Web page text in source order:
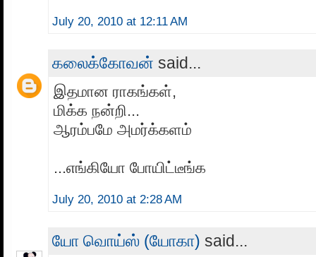
July 20, 2010 at 12:11 AM
கலைக்கோவன் said...
இதமான ராகங்கள்,
மிக்க நன்றி...
ஆரம்பமே அமர்க்களம்
...எங்கியோ போயிட்டீங்க
July 20, 2010 at 2:28 AM
யோ வொய்ஸ் (யோகா) said...